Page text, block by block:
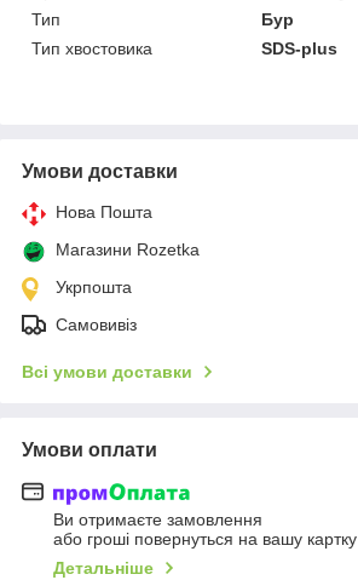
Тип
Бур
Тип хвостовика
SDS-plus
Умови доставки
Нова Пошта
Магазини Rozetka
Укрпошта
Самовивіз
Всі умови доставки
Умови оплати
Ви отримаєте замовлення
або гроші повернуться на вашу картку
Детальніше